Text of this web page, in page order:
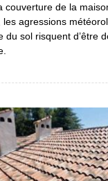
couverture de la
les agressions
du sol risquent d’être